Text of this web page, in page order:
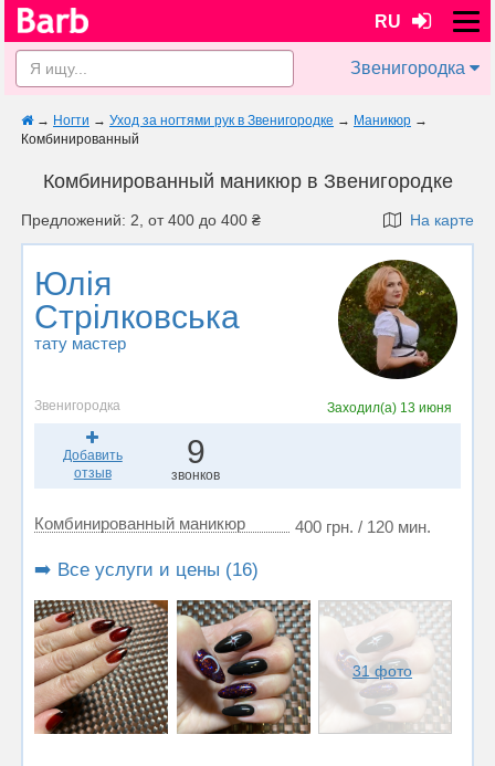
RU
Звенигородка
→ Ногти → Уход за ногтями рук в Звенигородке → Маникюр →
Комбинированный
Комбинированный маникюр в Звенигородке
Предложений: 2, от 400 до 400 ₴ На карте
Юлія
Стрілковська
тату мастер
Звенигородка Заходил(а) 13 июня
Добавить
отзыв
9
звонков
Комбинированный маникюр 400 грн. / 120 мин.
➡️ Все услуги и цены (16)
31 фото